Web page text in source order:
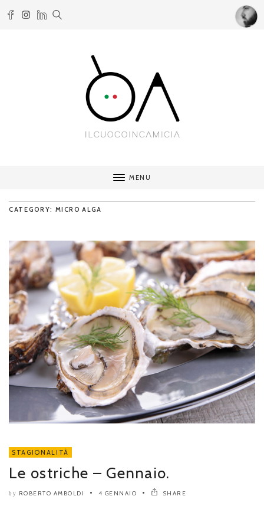
MENU
CATEGORY: MICRO ALGA
STAGIONALITÀ
Le ostriche – Gennaio.
by ROBERTO AMBOLDI 4 GENNAIO SHARE